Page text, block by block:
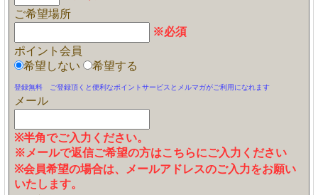
ご希望場所
※必須
ポイント会員
希望しない
希望する
登録無料 ご登録頂くと便利なポイントサービスとメルマガがご利用になれます
メール
※半角でご入力ください。
※メールで返信ご希望の方はこちらにご入力ください
※会員希望の場合は、メールアドレスのご入力をお願い
いたします。